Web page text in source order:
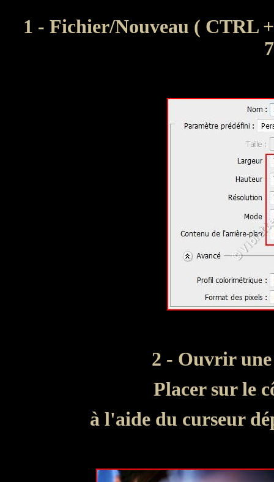
1 - Fichier/Nouveau ( CTRL
2 - Ouvrir
Placer sur le
à l'aide du curseur